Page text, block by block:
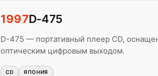
1997D-475
D-475 — портативный плеер CD,
оптическим цифровым выходом.
CD ЯПОНИЯ